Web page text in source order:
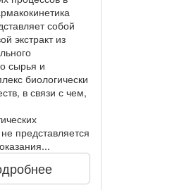
собой
экстракт из
сырья и
биологически
в связи с чем,
представляется